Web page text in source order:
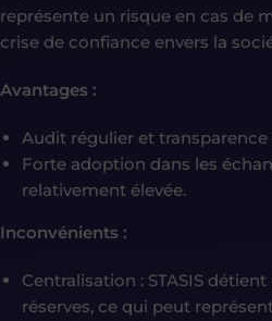
représente un risque en cas de
crise de confiance envers la
Avantages :
Audit régulier et
Forte adoption dans les
relativement élevée.
Inconvénients :
Centralisation : STASIS
réserves, ce qui peut